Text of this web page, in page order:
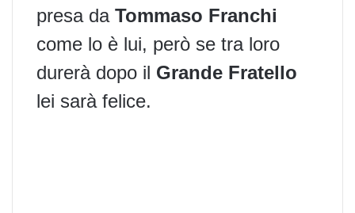
presa da Tommaso Franchi
come lo è lui, però se tra loro
durerà dopo il Grande Fratello
lei sarà felice.